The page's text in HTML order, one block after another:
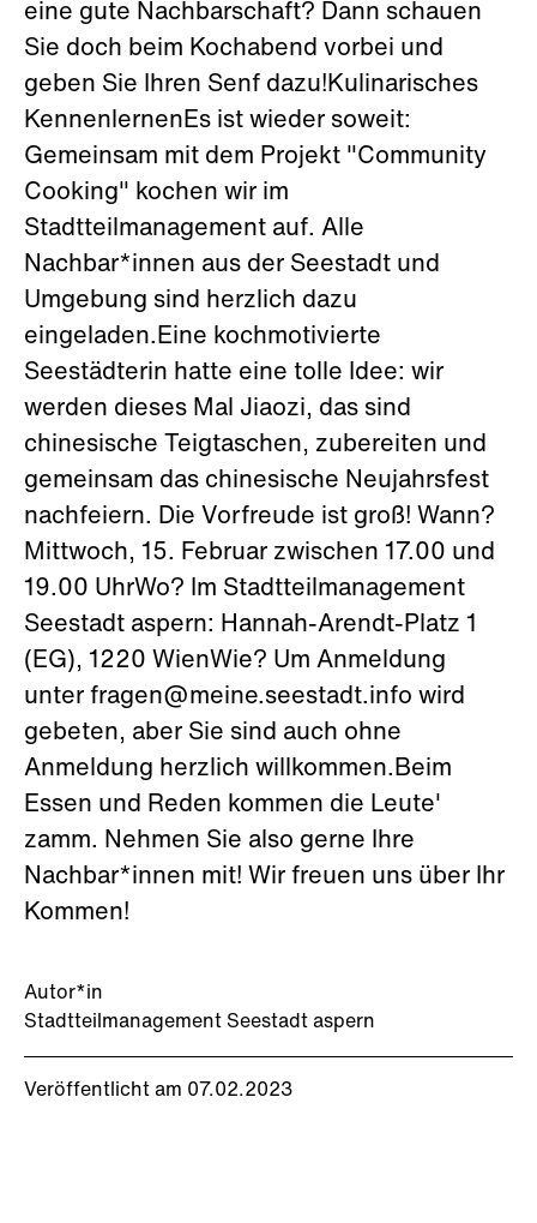
Autor*in
Stadtteilmanagement Seestadt aspern
Veröffentlicht am 07.02.2023
eine gute Nachbarschaft? Dann schauen
Sie doch beim Kochabend vorbei und
geben Sie Ihren Senf dazu!Kulinarisches
KennenlernenEs ist wieder soweit:
Gemeinsam mit dem Projekt "Community
Cooking" kochen wir im
Stadtteilmanagement auf. Alle
Nachbar*innen aus der Seestadt und
Umgebung sind herzlich dazu
eingeladen.Eine kochmotivierte
Seestädterin hatte eine tolle Idee: wir
werden dieses Mal Jiaozi, das sind
chinesische Teigtaschen, zubereiten und
gemeinsam das chinesische Neujahrsfest
nachfeiern. Die Vorfreude ist groß! Wann?
Mittwoch, 15. Februar zwischen 17.00 und
19.00 UhrWo? Im Stadtteilmanagement
Seestadt aspern: Hannah-Arendt-Platz 1
(EG), 1220 WienWie? Um Anmeldung
unter fragen@meine.seestadt.info wird
gebeten, aber Sie sind auch ohne
Anmeldung herzlich willkommen.Beim
Essen und Reden kommen die Leute'
zamm. Nehmen Sie also gerne Ihre
Nachbar*innen mit! Wir freuen uns über Ihr
Kommen!